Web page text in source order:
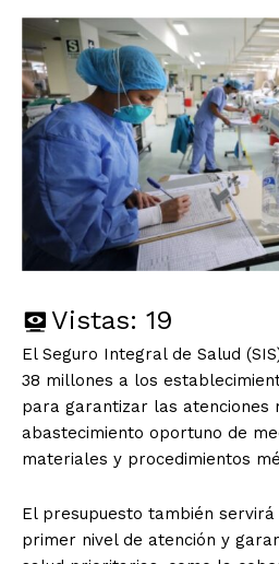
Vistas: 19
El Seguro Integral de Salud
38 millones a los
para garantizar las atenciones
abastecimiento oportuno de
materiales y procedimientos
El presupuesto también
primer nivel de atención y